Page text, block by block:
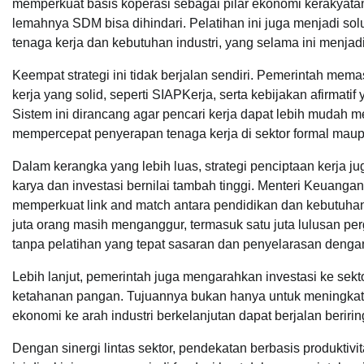
memperkuat basis koperasi sebagai pilar ekonomi
lemahnya SDM bisa dihindari. Pelatihan ini juga menjadi
tenaga kerja dan kebutuhan industri, yang selama ini
Keempat strategi ini tidak berjalan sendiri. Pemerintah
kerja yang solid, seperti SIAPKerja, serta kebijakan
Sistem ini dirancang agar pencari kerja dapat lebih mudah
mempercepat penyerapan tenaga kerja di sektor formal
Dalam kerangka yang lebih luas, strategi penciptaan kerja
karya dan investasi bernilai tambah tinggi. Menteri
memperkuat link and match antara pendidikan dan
juta orang masih menganggur, termasuk satu juta lulusan
tanpa pelatihan yang tepat sasaran dan penyelarasan
Lebih lanjut, pemerintah juga mengarahkan investasi ke
ketahanan pangan. Tujuannya bukan hanya untuk
ekonomi ke arah industri berkelanjutan dapat berjalan
Dengan sinergi lintas sektor, pendekatan berbasis